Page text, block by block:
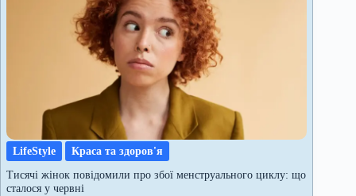
LifeStyle
Краса та здоров'я
Тисячі жінок повідомили про збої менструального циклу: що
сталося у червні